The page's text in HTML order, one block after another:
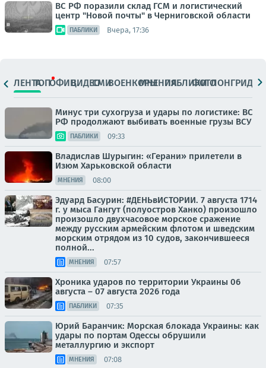
ВС РФ поразили склад ГСМ и логистический
центр "Новой почты" в Черниговской области
ПАБЛИКИ Вчера, 17:36
ЛЕНТАТОПОФИЦ.ВИДЕОСМИВОЕНКОРЫМНЕНИЯПАБЛИКИ
ФОТОЛОНГРИДЫ
Минус три сухогруза и удары по логистике: ВС
РФ продолжают выбивать военные грузы ВСУ
ПАБЛИКИ 09:33
Владислав Шурыгин: «Герани» прилетели в
Изюм Харьковской области
МНЕНИЯ 08:00
Эдуард Басурин: #ДЕНЬвИСТОРИИ. 7 августа 1714
г. у мыса Гангут (полуостров Ханко) произошло
произошло двухчасовое морское сражение
между русским армейским флотом и шведским
морским отрядом из 10 судов, закончившееся
полной...
МНЕНИЯ 07:57
Хроника ударов по территории Украины 06
августа – 07 августа 2026 года
ПАБЛИКИ 07:35
Юрий Баранчик: Морская блокада Украины: как
удары по портам Одессы обрушили
металлургию и экспорт
МНЕНИЯ 07:08